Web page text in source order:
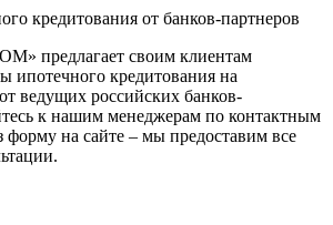
кредитования от банков-партнеров
предлагает своим клиентам
ипотечного кредитования на
ведущих российских банков-
к нашим менеджерам по контактным
форму на сайте – мы предоставим все